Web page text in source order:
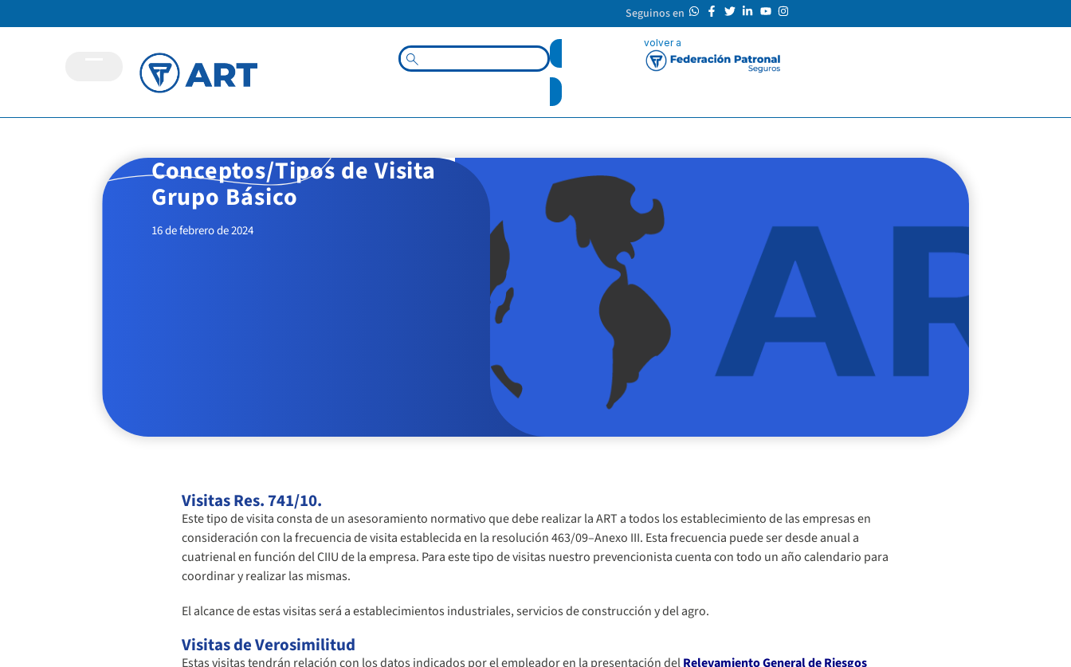
Seguinos en
Self Empleadores
Conceptos/Tipos de Visita
Grupo Básico
16 de febrero de 2024
Visitas Res. 741/10.
Este tipo de visita consta de un asesoramiento normativo que debe realizar la ART a todos los establecimiento de las empresas en
consideración con la frecuencia de visita establecida en la resolución 463/09–Anexo III. Esta frecuencia puede ser desde anual a
cuatrienal en función del CIIU de la empresa. Para este tipo de visitas nuestro prevencionista cuenta con todo un año calendario para
coordinar y realizar las mismas.
El alcance de estas visitas será a establecimientos industriales, servicios de construcción y del agro.
Visitas de Verosimilitud
Estas visitas tendrán relación con los datos indicados por el empleador en la presentación delRelevamiento General de Riesgos